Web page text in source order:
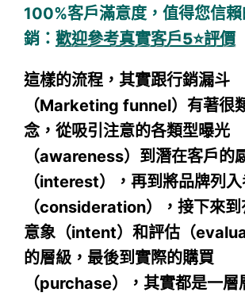
100%客戶滿意度，值得您信
銷： 歡迎參考真實客戶5⭐️評價
這樣的流程，其實跟行銷漏斗
（Marketing funnel）有著很
念，從吸引注意的各類型曝光
（awareness）到潛在客戶的
（interest），再到將品牌列
（consideration），接下來
意象（intent）和評估（
的層級，最後到實際的購買
（purchase），其實都是一層